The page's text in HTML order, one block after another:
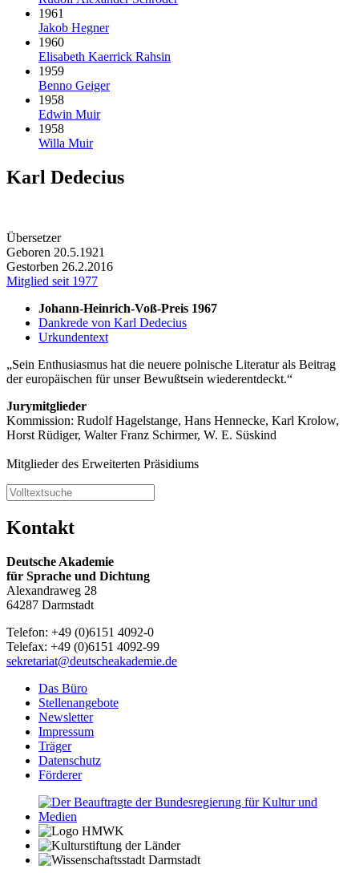
1961
Jakob Hegner
1960
Elisabeth Kaerrick Rahsin
1959
Benno Geiger
1958
Edwin Muir
1958
Willa Muir
Karl Dedecius
Übersetzer
Geboren 20.5.1921
Gestorben 26.2.2016
Mitglied seit 1977
Johann-Heinrich-Voß-Preis 1967
Dankrede von Karl Dedecius
Urkundentext
Sein Enthusiasmus hat die neuere polnische Literatur als Beitrag
der europäischen für unser Bewußtsein wiederentdeckt.
Jurymitglieder
Kommission: Rudolf Hagelstange, Hans Hennecke, Karl Krolow,
Horst Rüdiger, Walter Franz Schirmer, W. E. Süskind
Mitglieder des Erweiterten Präsidiums
Kontakt
Deutsche Akademie
für Sprache und Dichtung
Alexandraweg 28
64287 Darmstadt
Telefon: +49 (0)6151 4092-0
Telefax: +49 (0)6151 4092-99
sekretariat@deutscheakademie.de
Das Büro
Stellenangebote
Newsletter
Impressum
Träger
Datenschutz
Förderer